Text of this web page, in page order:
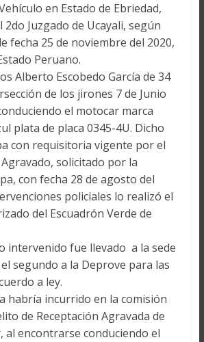
en Estado de Ebriedad,
Juzgado de Ucayali, según
fecha 25 de noviembre del 2020,
Peruano.
Alberto Escobedo García de 34
de los jirones 7 de Junio
el motocar marca
plata de placa 0345-4U. Dicho
con requisitoria vigente por el
solicitado por la
con fecha 28 de agosto del
policiales lo realizó el
del Escuadrón Verde de
intervenido fue llevado a la sede
segundo a la Deprove para las
a ley.
habría incurrido en la comisión
de Receptación Agravada de
al encontrarse conduciendo el